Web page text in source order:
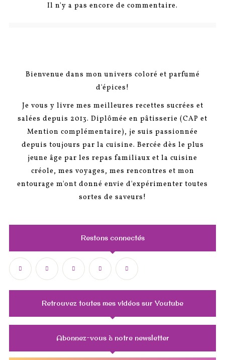
Il n'y a pas encore de commentaire.
Bienvenue dans mon univers coloré et parfumé
d'épices!
Je vous y livre mes meilleures recettes sucrées et
salées depuis 2013. Diplômée en pâtisserie (CAP et
Mention complémentaire), je suis passionnée
depuis toujours par la cuisine. Bercée dès le plus
jeune âge par les repas familiaux et la cuisine
créole, mes voyages, mes rencontres et mon
entourage m'ont donné envie d'expérimenter toutes
sortes de saveurs!
Restons connectés
Retrouvez toutes mes vidéos sur Youtube
Abonnez-vous à notre newsletter